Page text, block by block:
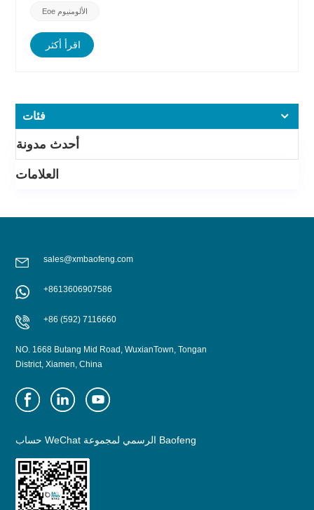
Eoe الألومنيوم
اقرأ أكثر
فئات
أحدث مدونة
العلامات
sales@xmbaofeng.com
+8613606907586
+86 (592) 7116660
NO. 1668 Butang Mid Road, WuxianTown, Tongan
District, Xiamen, China
حساب WeChat الرسمي لمجموعة Baofeng